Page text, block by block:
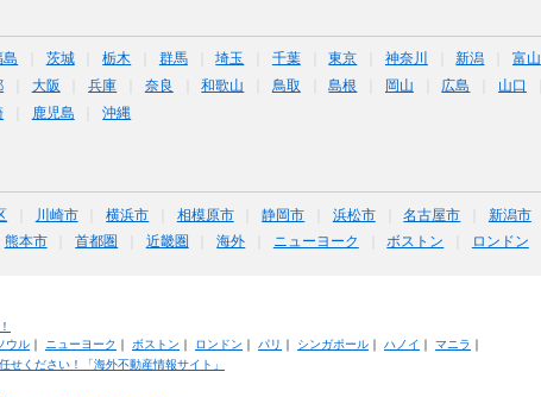
島 茨城 栃木 群馬 埼玉 千葉 東京 神奈川 新潟 富山
大阪 兵庫 奈良 和歌山 鳥取 島根 岡山 広島 山口
鹿児島 沖縄
川崎市 横浜市 相模原市 静岡市 浜松市 名古屋市 新潟市
熊本市 首都圏 近畿圏 海外 ニューヨーク ボストン ロンドン
ウル｜ ニューヨーク ボストン ロンドン パリ シンガポール｜ ハノイ マニラ
ください！「海外不動産情報サイト」